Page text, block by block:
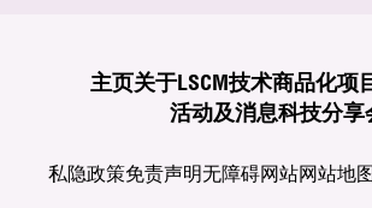
主页关于LSCM技术商品化项
活动及消息科技分享
私隐政策免责声明无障碍网站网站地图